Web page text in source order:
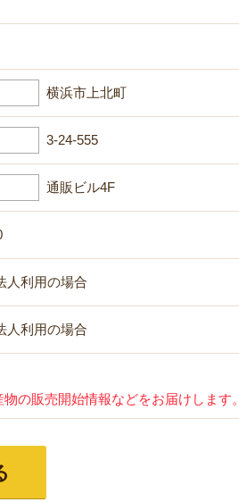
横浜市上北町
3-24-555
通販ビル4F
人利用の場合
人利用の場合
の販売開始情報などをお届けします。